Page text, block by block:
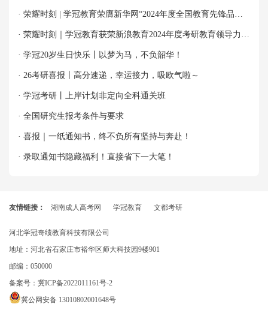
· 荣耀时刻 | 学冠教育荣膺新华网“2024年度全国教育先锋品牌
优秀案例”殊荣！
· 荣耀时刻｜学冠教育获荣新浪教育2024年度考研教育领导力品
牌！
· 学冠20岁生日快乐丨以梦为马，不负韶华！
· 26考研喜报丨高分速递，幸运接力，吸欧气啦～
· 学冠考研丨上岸计划非定向全科通关班
· 全国研究生报考条件与要求
· 喜报｜一纸通知书，终不负所有坚持与奔赴！
· 录取通知书隐藏福利！直接省下一大笔！
友情链接： 湖南成人高考网 学冠教育 文都考研
河北学冠奇绩教育科技有限公司
地址：河北省石家庄市裕华区师大科技园9楼901
邮编：050000
备案号： 冀ICP备2022011161号-2
冀公网安备 13010802001648号